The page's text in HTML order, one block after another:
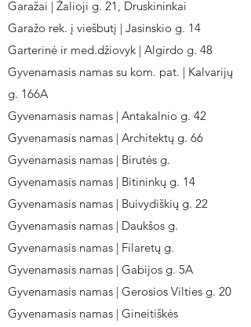
Garažai | Žalioji g. 21, Druskininkai
Garažo rek. į viešbutį | Jasinskio g. 14
Garterinė ir med.džiovyk | Algirdo g. 48
Gyvenamasis namas su kom. pat. | Kalvarijų
g. 166A
Gyvenamasis namas | Antakalnio g. 42
Gyvenamasis namas | Architektų g. 66
Gyvenamasis namas | Birutės g.
Gyvenamasis namas | Bitininkų g. 14
Gyvenamasis namas | Buivydiškių g. 22
Gyvenamasis namas | Daukšos g.
Gyvenamasis namas | Filaretų g.
Gyvenamasis namas | Gabijos g. 5A
Gyvenamasis namas | Gerosios Vilties g. 20
Gyvenamasis namas | Gineitiškės